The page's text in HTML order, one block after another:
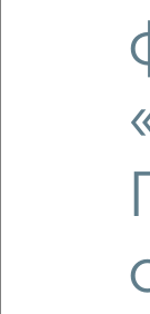
Рядом, с